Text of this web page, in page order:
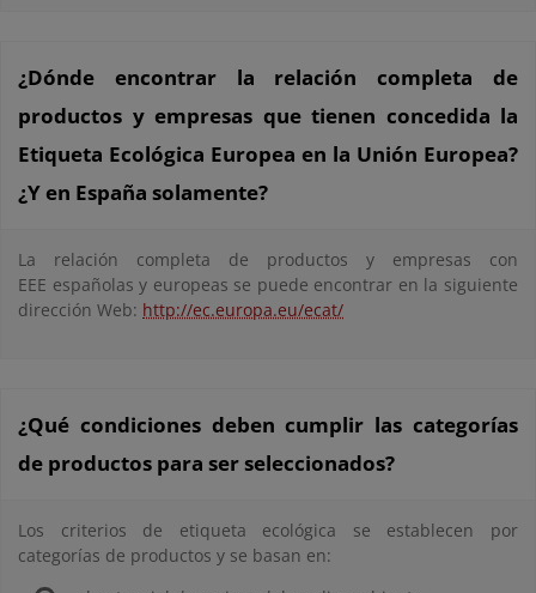
¿Dónde encontrar la relación completa de
productos y empresas que tienen concedida la
Etiqueta Ecológica Europea en la Unión Europea?
¿Y en España solamente?
La relación completa de productos y empresas con
EEE españolas y europeas se puede encontrar en la siguiente
dirección Web: http://ec.europa.eu/ecat/
¿Qué condiciones deben cumplir las categorías
de productos para ser seleccionados?
Los criterios de etiqueta ecológica se establecen por
categorías de productos y se basan en: